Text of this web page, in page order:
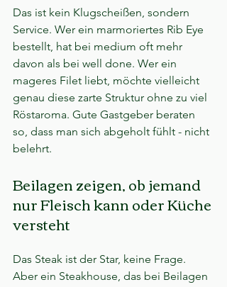
Das ist kein Klugscheißen, sondern
Service. Wer ein marmoriertes Rib Eye
bestellt, hat bei medium oft mehr
davon als bei well done. Wer ein
mageres Filet liebt, möchte vielleicht
genau diese zarte Struktur ohne zu viel
Röstaroma. Gute Gastgeber beraten
so, dass man sich abgeholt fühlt - nicht
belehrt.
Beilagen zeigen, ob jemand
nur Fleisch kann oder Küche
versteht
Das Steak ist der Star, keine Frage.
Aber ein Steakhouse, das bei Beilagen